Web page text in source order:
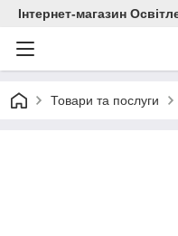
Інтернет-магазин
Товари та послуги